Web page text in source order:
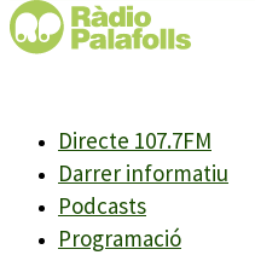
Directe 107.7FM
Darrer informatiu
Podcasts
Programació